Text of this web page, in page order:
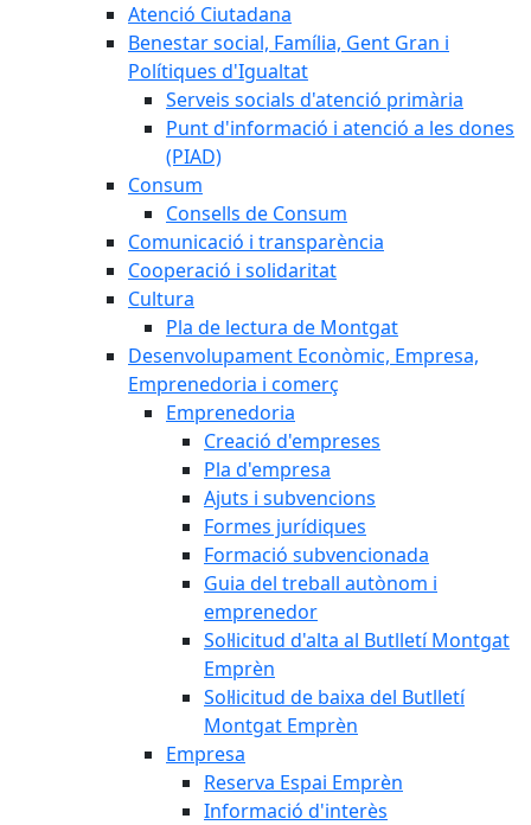
Atenció Ciutadana
Benestar social, Família, Gent Gran i
Polítiques d'Igualtat
Serveis socials d'atenció primària
Punt d'informació i atenció a les dones
(PIAD)
Consum
Consells de Consum
Comunicació i transparència
Cooperació i solidaritat
Cultura
Pla de lectura de Montgat
Desenvolupament Econòmic, Empresa,
Emprenedoria i comerç
Emprenedoria
Creació d'empreses
Pla d'empresa
Ajuts i subvencions
Formes jurídiques
Formació subvencionada
Guia del treball autònom i
emprenedor
Sol·licitud d'alta al Butlletí Montgat
Emprèn
Sol·licitud de baixa del Butlletí
Montgat Emprèn
Empresa
Reserva Espai Emprèn
Informació d'interès